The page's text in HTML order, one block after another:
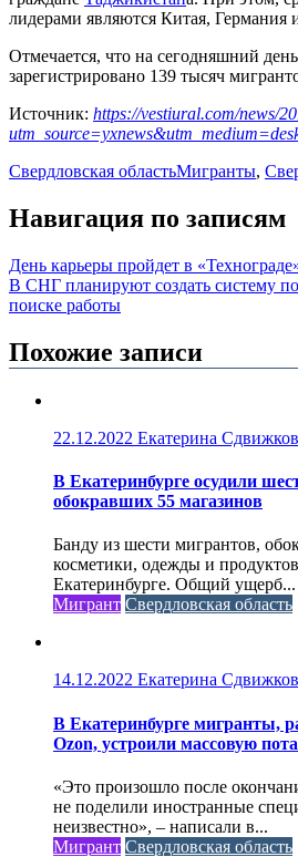
лидерами являются Китая, Германия
Отмечается, что на сегодняшний
зарегистрировано 139 тысяч
Источник: https://vestiural.com/news/
Свердловская областьМигранты,
Навигация по записям
День карьеры пройдет в
В СНГ планируют создать систему
поиске работы
Похожие записи
22.12.2022 Екатерина
В Екатеринбурге осудили
обокравших 55 магазинов
Банду из шести мигрантов,
косметики, одежды и
Екатеринбурге. Общий ущерб...
Мигрант Свердловская область
14.12.2022 Екатерина
В Екатеринбурге мигранты,
Ozon, устроили массовую
«Это произошло после
не поделили иностранные
неизвестно», – написали в...
Мигрант Свердловская область